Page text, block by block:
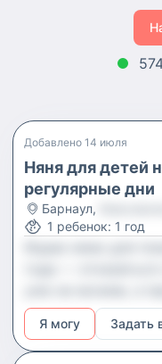
Добавлено 14 июля
Няня для детей
регулярные дни
Барнаул,
1 ребенок: 1 год
семьи некому.
помощь несколько
задачи
Я могу Задать